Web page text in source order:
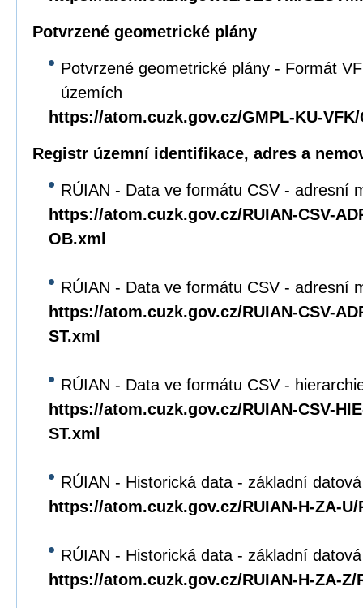
Potvrzené geometrické plány
Potvrzené geometrické plány - Formát
územích
https://atom.cuzk.gov.cz/GMPL-KU-
Registr územní identifikace, adres a
RÚIAN - Data ve formátu CSV - adresní
https://atom.cuzk.gov.cz/RUIAN-CSV-
OB.xml
RÚIAN - Data ve formátu CSV - adresní
https://atom.cuzk.gov.cz/RUIAN-CSV-
ST.xml
RÚIAN - Data ve formátu CSV -
https://atom.cuzk.gov.cz/RUIAN-CSV-
ST.xml
RÚIAN - Historická data - základní
https://atom.cuzk.gov.cz/RUIAN-H-ZA-U/
RÚIAN - Historická data - základní
https://atom.cuzk.gov.cz/RUIAN-H-ZA-Z/